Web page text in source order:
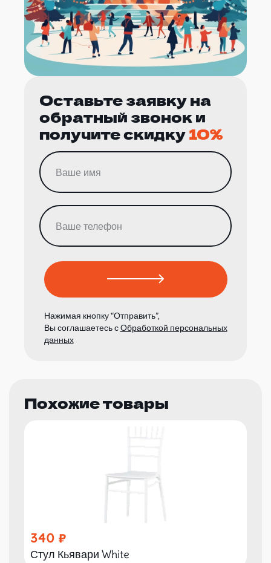
Оставьте заявку на
обратный звонок и
получите скидку10%
Нажимая кнопку “Отправить”,
Вы соглашаетесь сОбработкой персональных
данных
Похожие товары
340
Стул Кьявари White